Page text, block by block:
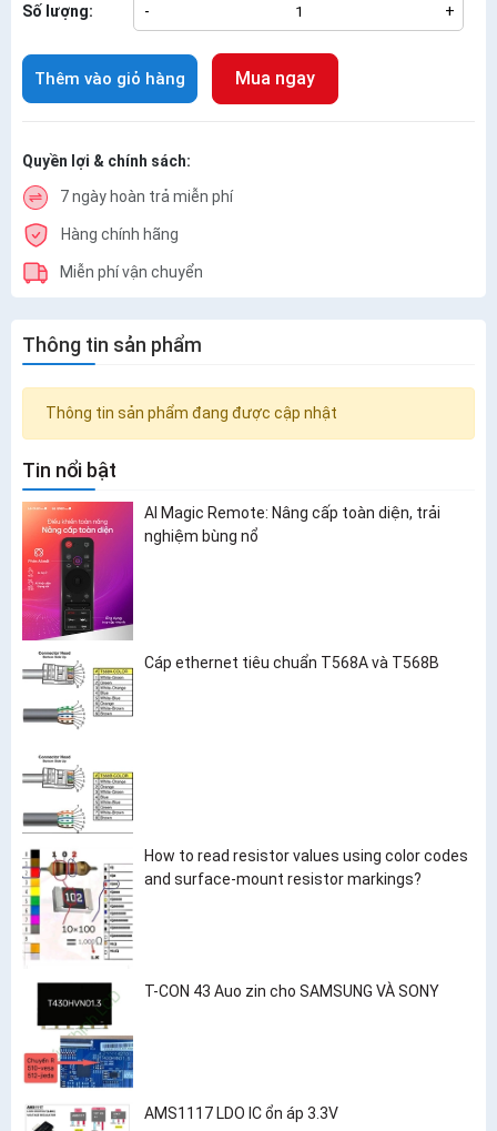
Số lượng: - +
Thêm vào giỏ hàng Mua ngay
Quyền lợi & chính sách:
7 ngày hoàn trả miễn phí
Hàng chính hãng
Miễn phí vận chuyển
Thông tin sản phẩm
Thông tin sản phẩm đang được cập nhật
Tin nổi bật
AI Magic Remote: Nâng cấp toàn diện, trải
nghiệm bùng nổ
Cáp ethernet tiêu chuẩn T568A và T568B
How to read resistor values using color codes
and surface-mount resistor markings?
T-CON 43 Auo zin cho SAMSUNG VÀ SONY
AMS1117 LDO IC ổn áp 3.3V